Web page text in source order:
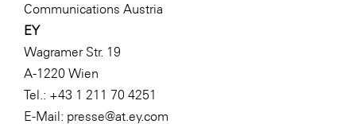
Communications Austria
EY
Wagramer Str. 19
A-1220 Wien
Tel.: +43 1 211 70 4251
E-Mail: presse@at.ey.com